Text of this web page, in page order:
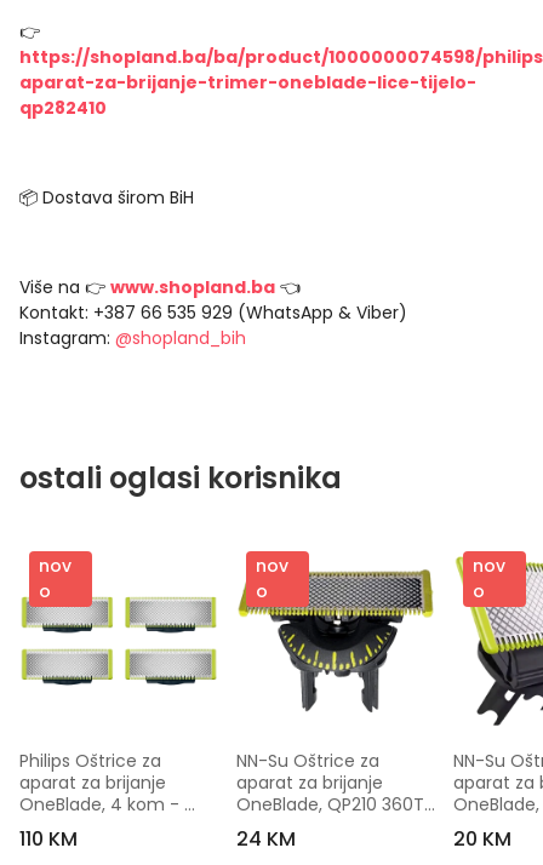
👉
https://shopland.ba/ba/product/1000000074598/
aparat-za-brijanje-trimer-oneblade-lice-tijelo-
qp282410
📦 Dostava širom BiH
Više na 👉 www.shopland.ba 👈
Kontakt: +387 66 535 929 (WhatsApp & Viber)
Instagram: @shopland_bih
ostali oglasi korisnika
nov
o
Philips Oštrice za
aparat za brijanje
OneBlade, 4 kom -
QP240/50
110 KM
nov
o
NN-Su Oštrice za
aparat za brijanje
OneBlade, QP210 360T
- QP210; 360T
24 KM
nov
o
NN-Su
aparat za
OneBlade,
20 KM